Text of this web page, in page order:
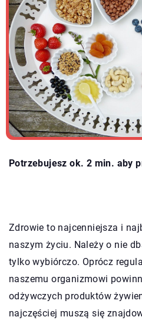
Potrzebujesz ok. 2 min. aby
Zdrowie to najcenniejsza i
naszym życiu. Należy o nie
tylko wybiórczo. Oprócz
naszemu organizmowi
odżywczych produktów
najczęściej muszą się